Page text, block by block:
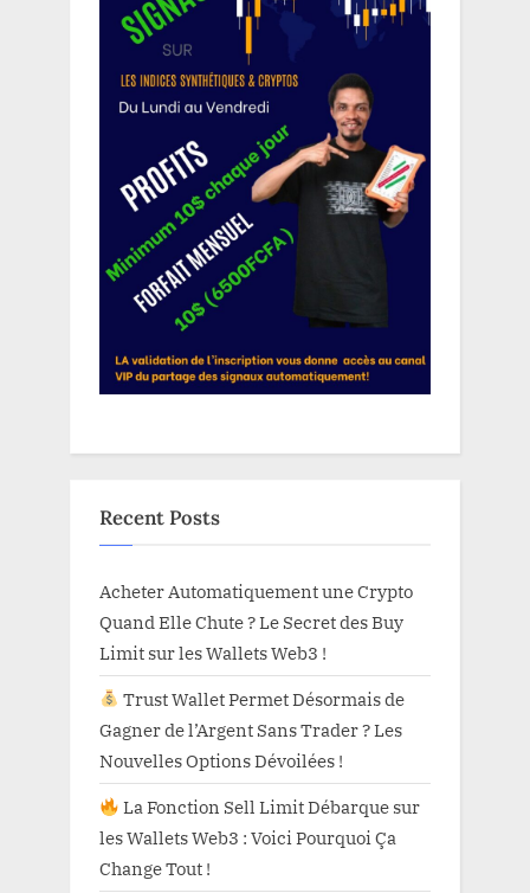
Recent Posts
Acheter Automatiquement une Crypto
Quand Elle Chute ? Le Secret des Buy
Limit sur les Wallets Web3 !
Trust Wallet Permet Désormais de
Gagner de l’Argent Sans Trader ? Les
Nouvelles Options Dévoilées !
La Fonction Sell Limit Débarque sur
les Wallets Web3 : Voici Pourquoi Ça
Change Tout !